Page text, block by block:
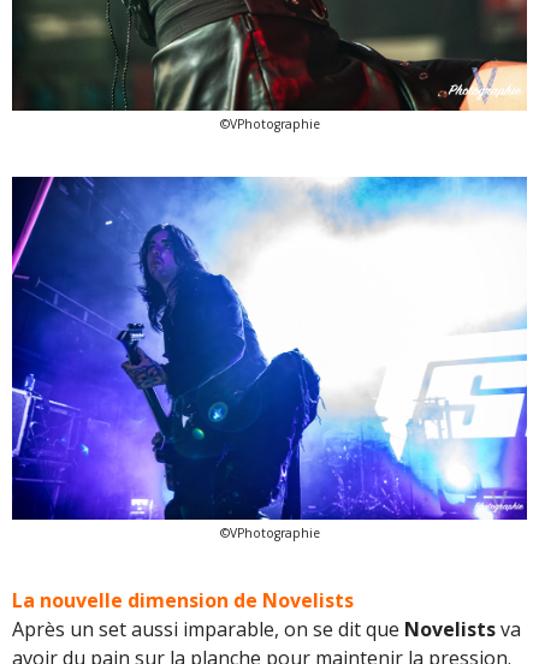
©VPhotographie
©VPhotographie
La nouvelle dimension de Novelists
Après un set aussi imparable, on se dit que Novelistsva
avoir du pain sur la planche pour maintenir la pression.